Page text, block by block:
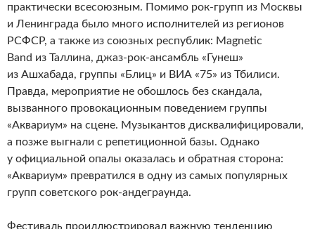
практически всесоюзным. Помимо рок-групп из Москвы
и Ленинграда было много исполнителей из регионов
РСФСР, а также из союзных республик: Magnetic
Band из Таллина, джаз-рок-ансамбль «Гунеш»
из Ашхабада, группы «Блиц» и ВИА «75» из Тбилиси.
Правда, мероприятие не обошлось без скандала,
вызванного провокационным поведением группы
«Аквариум» на сцене. Музыкантов дисквали­фицировали,
а позже выгнали с репетиционной базы. Однако
у официальной опалы оказалась и обратная сторона:
«Аквариум» превратился в одну из самых популярных
групп советского рок-андеграунда.
Фестиваль проиллюстрировал важную тенденцию